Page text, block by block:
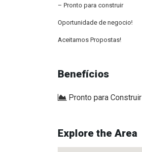
– Pronto para construir
Oportunidade de negocio!
Aceitamos Propostas!
Benefícios
Pronto para Construir
Explore the Area